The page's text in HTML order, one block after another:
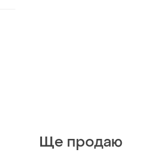
Ще продаю